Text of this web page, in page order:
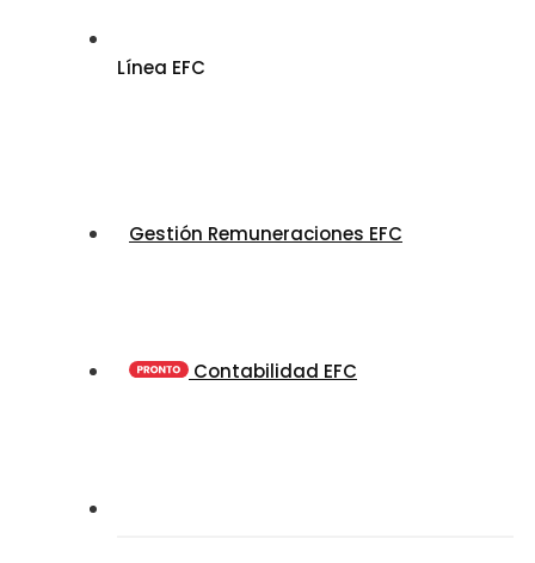
Línea EFC
Gestión Remuneraciones EFC
Contabilidad EFC